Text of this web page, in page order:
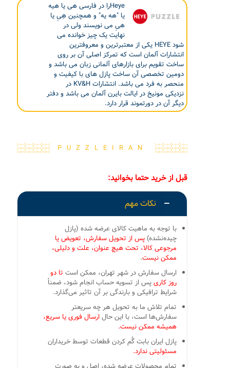
Heyeرا در فارسی هی یا هیه
یا "هه یه" و همچنین هِیِ یا
هیِ می نویسند ولی در
نهایت یک چیز خوانده می
شود HEYE یکی از معتبرترین و معروفترین
انتشارات آلمان است که تمرکز اصلی آن بر روی
ساخت تقویم برای بازارهای آلمانی زبان می باشد و
دومین تخصصی آن ساخت پازل های با کیفیت و
منحصر به فرد می باشد. انتشارات KV&H در
نزدیکی مونیخ در ایالت بایرن آلمان می باشد و دفتر
دیگر آن در دورتموند قرار دارد.
PUZZLEIRAN
قبل از خرید حتما بخوانید:
نکات مهم
با توجه به ماهیت کالای عرضه شده (پازل
چیده‌نشده) پس از تحویل سفارش، تعویض یا
مرجوعی کالا، تحت هیچ عنوان، علت و دلیلی،
ممکن نیست.
ارسال سفارش در شهر تهران، ممکن است تا دو
روز کاریپس از تسویه حساب انجام شود، ضمناً
شرایط ترافیکی و بارندگی بر آن تاثیر می‌گذارد.
تمام تلاش ما به تحویل هر چه سریعتر
سفارش‌ها است، با این حالارسال فوری یا سریع،
همیشه ممکن نیست.
پازل ایران بابت گُم کردن قطعات توسط خریداران
مسئولیتی ندارد.